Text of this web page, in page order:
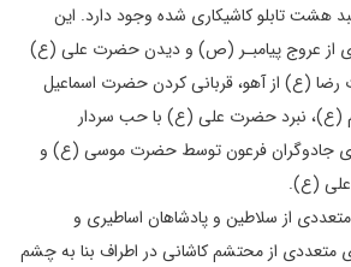
هشت تابلو کاشیکاری شده وجود دارد. این
از عروج پیامبـر (ص) و دیدن حضرت علی (ع)
(ع) از آهو، قربانی کردن حضرت اسماعیل
نبرد حضرت علی (ع) با حب سردار
جادوگران فرعون توسط حضرت موسی (ع) و
علی (ع).
از سلاطین و پادشاهان اساطیری و
متعددی از محتشم کاشانی در اطراف بنا به چشم